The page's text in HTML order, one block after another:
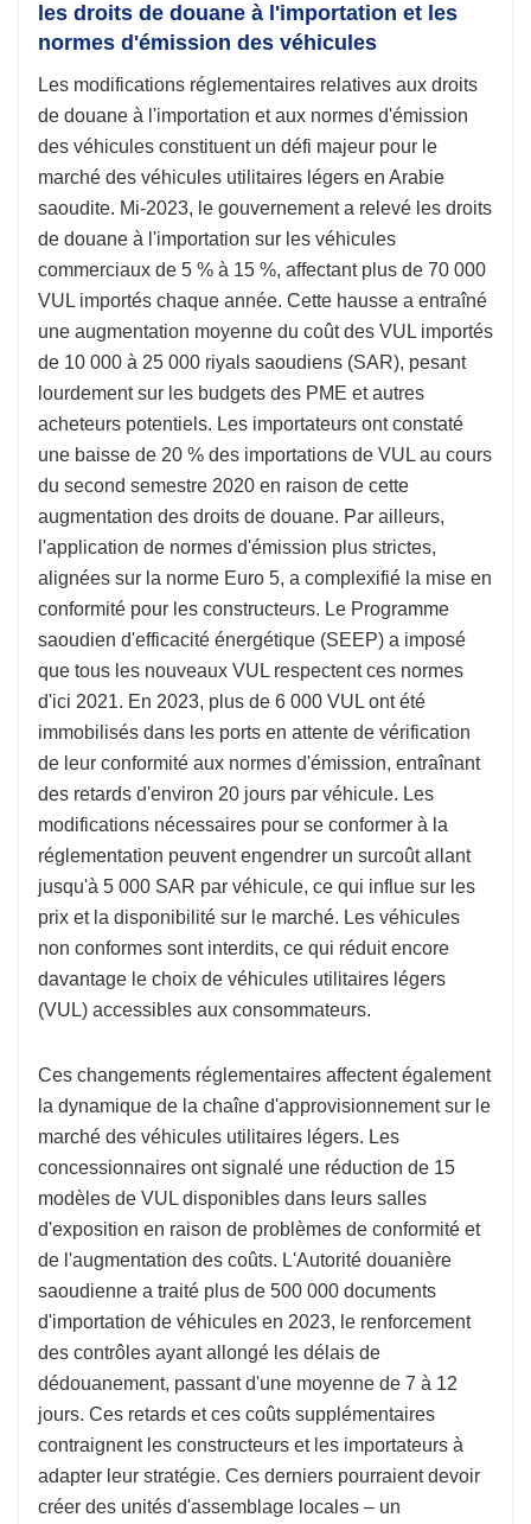
les droits de douane à l'importation et les
normes d'émission des véhicules
Les modifications réglementaires relatives aux droits
de douane à l'importation et aux normes d'émission
des véhicules constituent un défi majeur pour le
marché des véhicules utilitaires légers en Arabie
saoudite. Mi-2023, le gouvernement a relevé les droits
de douane à l'importation sur les véhicules
commerciaux de 5 % à 15 %, affectant plus de 70 000
VUL importés chaque année. Cette hausse a entraîné
une augmentation moyenne du coût des VUL importés
de 10 000 à 25 000 riyals saoudiens (SAR), pesant
lourdement sur les budgets des PME et autres
acheteurs potentiels. Les importateurs ont constaté
une baisse de 20 % des importations de VUL au cours
du second semestre 2020 en raison de cette
augmentation des droits de douane. Par ailleurs,
l'application de normes d'émission plus strictes,
alignées sur la norme Euro 5, a complexifié la mise en
conformité pour les constructeurs. Le Programme
saoudien d'efficacité énergétique (SEEP) a imposé
que tous les nouveaux VUL respectent ces normes
d'ici 2021. En 2023, plus de 6 000 VUL ont été
immobilisés dans les ports en attente de vérification
de leur conformité aux normes d'émission, entraînant
des retards d'environ 20 jours par véhicule. Les
modifications nécessaires pour se conformer à la
réglementation peuvent engendrer un surcoût allant
jusqu'à 5 000 SAR par véhicule, ce qui influe sur les
prix et la disponibilité sur le marché. Les véhicules
non conformes sont interdits, ce qui réduit encore
davantage le choix de véhicules utilitaires légers
(VUL) accessibles aux consommateurs.
Ces changements réglementaires affectent également
la dynamique de la chaîne d'approvisionnement sur le
marché des véhicules utilitaires légers. Les
concessionnaires ont signalé une réduction de 15
modèles de VUL disponibles dans leurs salles
d'exposition en raison de problèmes de conformité et
de l'augmentation des coûts. L'Autorité douanière
saoudienne a traité plus de 500 000 documents
d'importation de véhicules en 2023, le renforcement
des contrôles ayant allongé les délais de
dédouanement, passant d'une moyenne de 7 à 12
jours. Ces retards et ces coûts supplémentaires
contraignent les constructeurs et les importateurs à
adapter leur stratégie. Ces derniers pourraient devoir
créer des unités d'assemblage locales – un